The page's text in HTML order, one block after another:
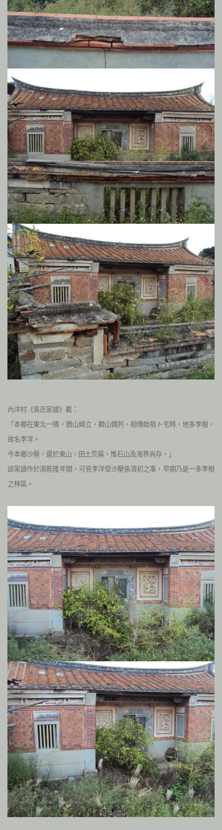
內洋村《吳氏家譜》載：
「本鄉在東北一隅，鵲山崎立，獅山偶列，相傳始祖卜宅時，地多李樹，
故名李洋。
今本鄉沙壓，還於東山，田土荒蕪，惟石山及海界尚存。」
該家譜作於清乾隆年間，可見李洋受沙壓係清初之事，早期乃是一多李樹
之林區。